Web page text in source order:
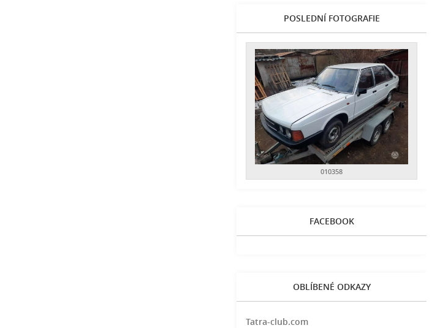
POSLEDNÍ FOTOGRAFIE
010358
FACEBOOK
OBLÍBENÉ ODKAZY
Tatra-club.com